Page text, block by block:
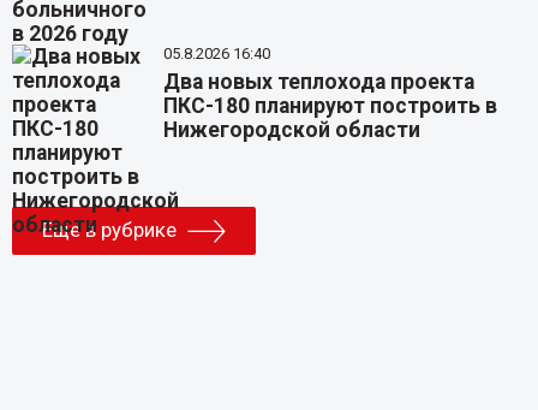
05.8.2026 16:40
Два новых теплохода проекта
ПКС-180 планируют построить в
Нижегородской области
Еще в рубрике